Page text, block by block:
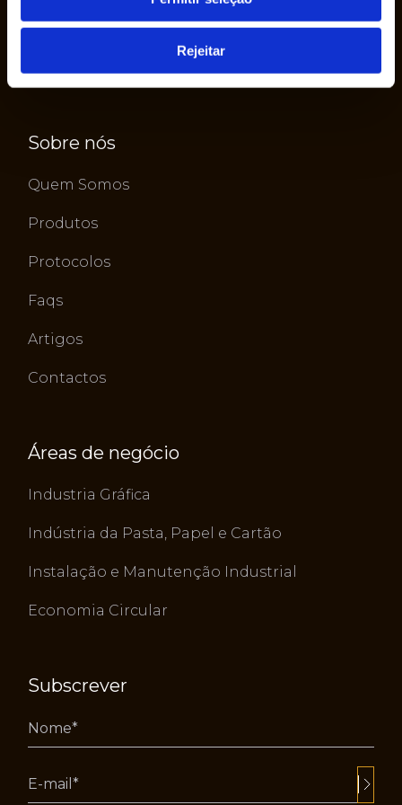
Rejeitar
Sobre nós
Quem Somos
Produtos
Protocolos
Faqs
Artigos
Contactos
Áreas de negócio
Industria Gráfica
Indústria da Pasta, Papel e Cartão
Instalação e Manutenção Industrial
Economia Circular
Subscrever